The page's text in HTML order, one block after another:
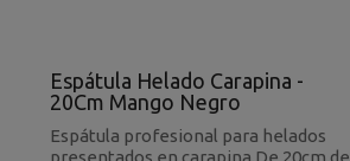
Espátula Helado Carapina -
20Cm Mango Negro
Espátula profesional para helados
presentados en carapina.De 20cm de